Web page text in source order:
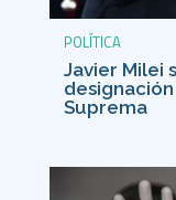
POLÍTICA
Javier Milei
Suprema